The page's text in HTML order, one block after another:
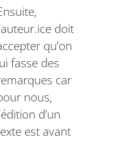
doit
qu’on
fasse des
car
nous,
d’un
est avant